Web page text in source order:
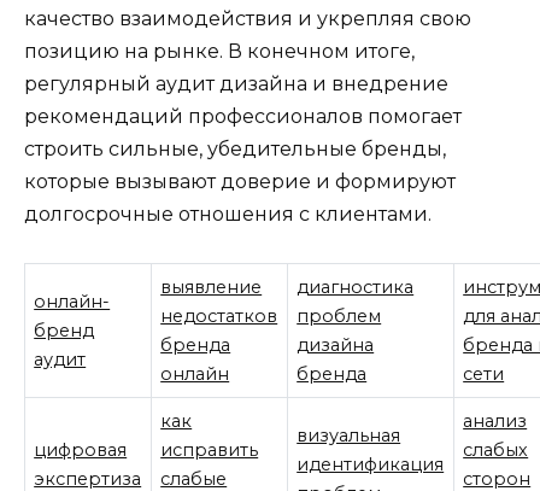
качество взаимодействия и укрепляя свою
позицию на рынке. В конечном итоге,
регулярный аудит дизайна и внедрение
рекомендаций профессионалов помогает
строить сильные, убедительные бренды,
которые вызывают доверие и формируют
долгосрочные отношения с клиентами.
онлайн-
бренд
аудит
выявление
недостатков
бренда
онлайн
диагностика
проблем
дизайна
бренда
для
бренда
сети
цифровая
экспертиза
как
исправить
слабые
визуальная
идентификация
анализ
слабых
сторон